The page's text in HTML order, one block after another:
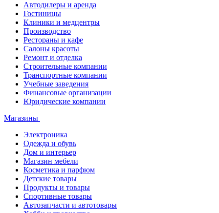
Автодилеры и аренда
Гостиницы
Клиники и медцентры
Производство
Рестораны и кафе
Салоны красоты
Ремонт и отделка
Строительные компании
Транспортные компании
Учебные заведения
Финансовые организации
Юридические компании
Магазины
Электроника
Одежда и обувь
Дом и интерьер
Магазин мебели
Косметика и парфюм
Детские товары
Продукты и товары
Спортивные товары
Автозапчасти и автотовары